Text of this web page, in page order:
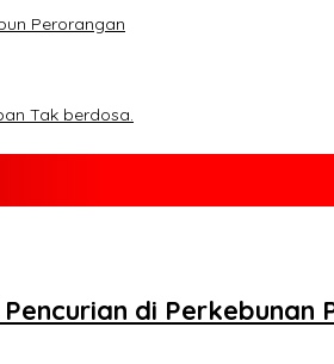
Perorangan
Tak berdosa.
di Perkebunan